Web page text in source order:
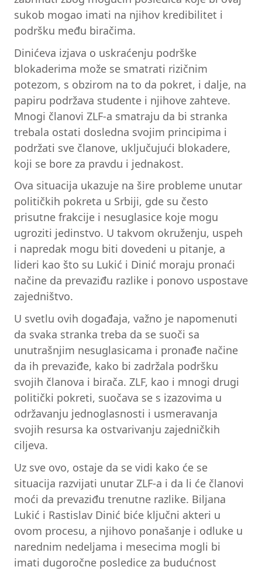
sukob mogao imati na njihov kredibilitet i
podršku među biračima.
Dinićeva izjava o uskraćenju podrške
blokaderima može se smatrati rizičnim
potezom, s obzirom na to da pokret, i dalje, na
papiru podržava studente i njihove zahteve.
Mnogi članovi ZLF-a smatraju da bi stranka
trebala ostati dosledna svojim principima i
podržati sve članove, uključujući blokadere,
koji se bore za pravdu i jednakost.
Ova situacija ukazuje na šire probleme unutar
političkih pokreta u Srbiji, gde su često
prisutne frakcije i nesuglasice koje mogu
ugroziti jedinstvo. U takvom okruženju, uspeh
i napredak mogu biti dovedeni u pitanje, a
lideri kao što su Lukić i Dinić moraju pronaći
načine da prevaziđu razlike i ponovo uspostave
zajedništvo.
U svetlu ovih događaja, važno je napomenuti
da svaka stranka treba da se suoči sa
unutrašnjim nesuglasicama i pronađe načine
da ih prevaziđe, kako bi zadržala podršku
svojih članova i birača. ZLF, kao i mnogi drugi
politički pokreti, suočava se s izazovima u
održavanju jednoglasnosti i usmeravanja
svojih resursa ka ostvarivanju zajedničkih
ciljeva.
Uz sve ovo, ostaje da se vidi kako će se
situacija razvijati unutar ZLF-a i da li će članovi
moći da prevaziđu trenutne razlike. Biljana
Lukić i Rastislav Dinić biće ključni akteri u
ovom procesu, a njihovo ponašanje i odluke u
narednim nedeljama i mesecima mogli bi
imati dugoročne posledice za budućnost